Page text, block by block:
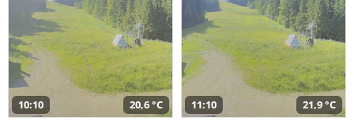
10:10 20,6 °C 11:10 21,9 °C